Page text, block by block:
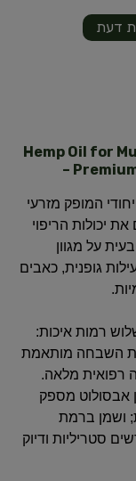
דעת
Hemp Oil for
–
המופק מזרעי
יכולות הריפוי
על מגוון
גופנית, כאבים
רמות איכות:
השבחה מותאמת
רפואית מלאה.
אבסולוט מספק
ושמן ברמת
סטריליות ודיוק